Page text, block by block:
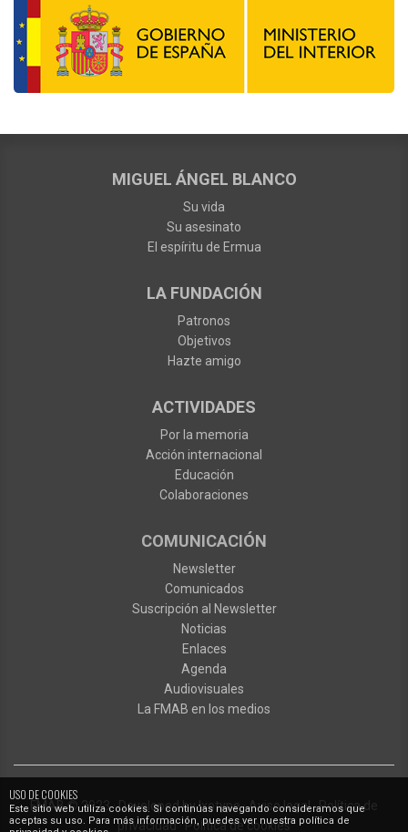
USO DE COOKIES
Este sitio web utiliza cookies. Si continúas navegando consideramos que
aceptas su uso. Para más información, puedes ver nuestra política de
MIGUEL ÁNGEL BLANCO
Su vida
Su asesinato
El espíritu de Ermua
LA FUNDACIÓN
Patronos
Objetivos
Hazte amigo
ACTIVIDADES
Por la memoria
Acción internacional
Educación
Colaboraciones
COMUNICACIÓN
Newsletter
Comunicados
Suscripción al Newsletter
Noticias
Enlaces
Agenda
Audiovisuales
La FMAB en los medios
FMAB© 2023·Developed byIxotype·Aviso legal·Política de
privacidad·Política de cookies